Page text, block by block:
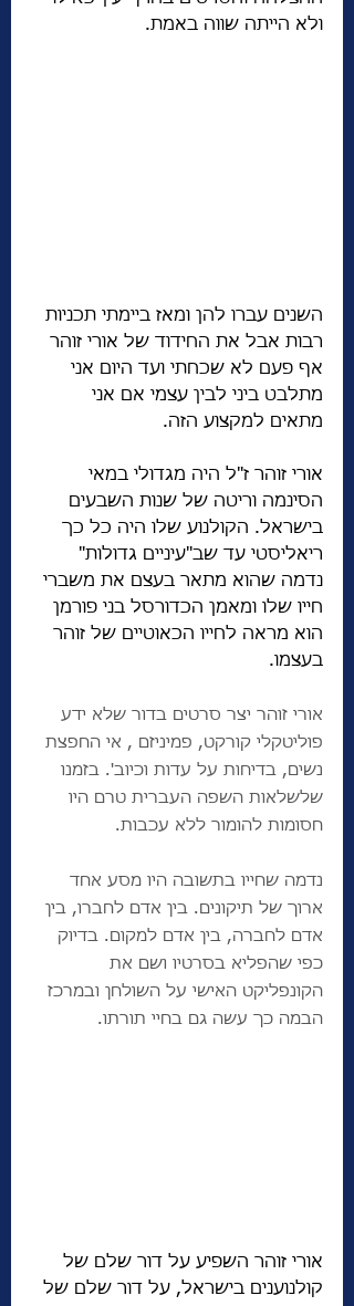
ולא הייתה שווה באמת.
השנים עברו להן ומאז ביימתי תכניות
רבות אבל את החידוד של אורי זוהר
אף פעם לא שכחתי ועד היום אני
מתלבט ביני לבין עצמי אם אני
מתאים למקצוע הזה.
אורי זוהר ז"ל היה מגדולי במאי
הסינמה וריטה של שנות השבעים
בישראל. הקולנוע שלו היה כל כך
ריאליסטי עד שב"עיניים גדולות"
נדמה שהוא מתאר בעצם את משברי
חייו שלו ומאמן הכדורסל בני פורמן
הוא מראה לחייו הכאוטיים של זוהר
בעצמו.
אורי זוהר יצר סרטים בדור שלא ידע
פוליטקלי קורקט, פמיניזם , אי החפצת
נשים, בדיחות על עדות וכיוב'. בזמנו
שלשלאות השפה העברית טרם היו
חסומות להומור ללא עכבות.
נדמה שחייו בתשובה היו מסע אחד
ארוך של תיקונים. בין אדם לחברו, בין
אדם לחברה, בין אדם למקום. בדיוק
כפי שהפליא בסרטיו ושם את
הקונפליקט האישי על השולחן ובמרכז
הבמה כך עשה גם בחיי תורתו.
אורי זוהר השפיע על דור שלם של
קולנוענים בישראל, על דור שלם של